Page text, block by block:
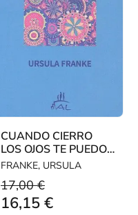
CUANDO CIERRO
LOS OJOS TE PUEDO
VER
FRANKE, URSULA
17,00 €
16,15 €